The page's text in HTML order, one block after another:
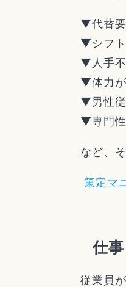
▼代替要
▼シフト
▼人手
▼体力が
▼男性
▼専門
など、
策定マ
仕
従業員